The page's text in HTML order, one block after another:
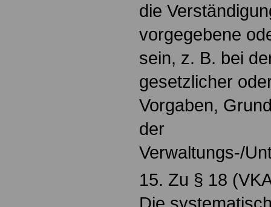
die
vorgegebene
sein, z. B. bei
gesetzlicher
Vorgaben,
der
Verwaltungs-/
15. Zu § 18